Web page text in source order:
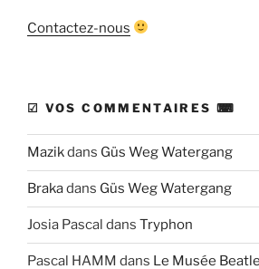
Contactez-nous
☑ VOS COMMENTAIRES ⌨
Mazikdans Güs Weg Watergang
Brakadans Güs Weg Watergang
Josia Pascal dans Tryphon
Pascal HAMM dans Le Musée